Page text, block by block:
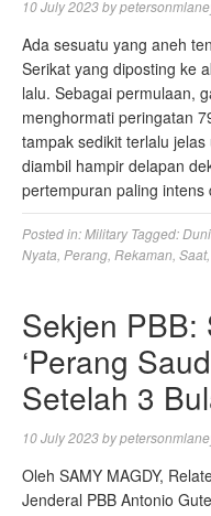
10 July 2023by
Ada sesuatu yang aneh
Serikat yang diposting ke
lalu. Sebagai permulaan,
menghormati peringatan
tampak sedikit terlalu
diambil hampir delapan
pertempuran paling
Posted in:Military Tagged:
Nyata Perang Rekaman Saat,
Sekjen PBB:
‘Perang
Setelah 3
10 July 2023by
Oleh SAMY MAGDY,
Jenderal PBB Antonio